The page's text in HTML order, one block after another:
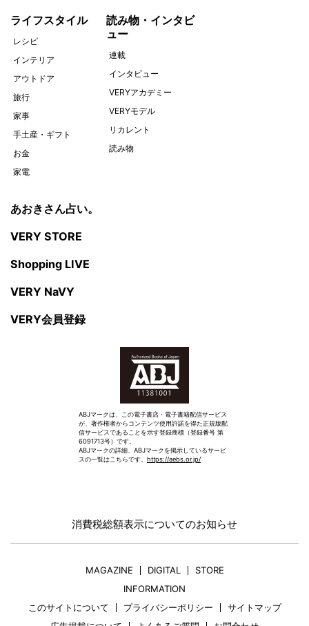
ライフスタイル
レシピ
インテリア
アウトドア
旅行
家事
手土産・ギフト
お金
家電
読み物・インタビ
ュー
連載
インタビュー
VERYアカデミー
VERYモデル
リカレント
読み物
あおきさん占い。
VERY STORE
Shopping LIVE
VERY NaVY
VERY会員登録
ABJマークは、この電子書店・電子書籍配信サービス
が、著作権者からコンテンツ使用許諾を得た正規版配
信サービスであることを示す登録商標（登録番号 第
6091713号）です。
ABJマークの詳細、ABJマークを掲示しているサービ
スの一覧はこちらです。 https://aebs.or.jp/
消費税総額表示についてのお知らせ
MAGAZINE DIGITAL
STORE
INFORMATION
このサイトについて
プライバシーポリシー
サイトマップ